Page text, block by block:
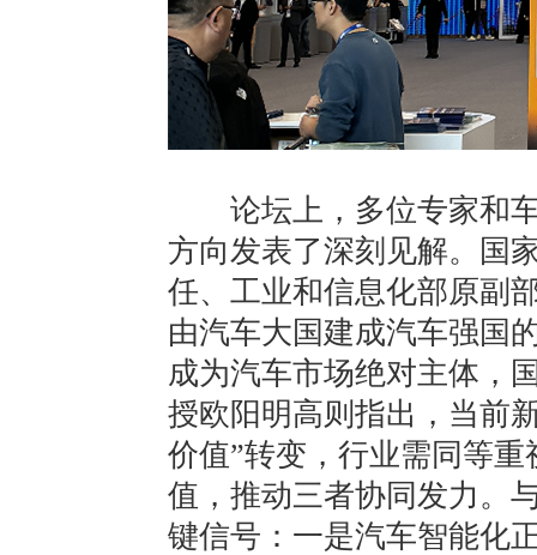
论坛上，多位专家和车
方向发表了深刻见解。国
任、工业和信息化部原副
由汽车大国建成汽车强国
成为汽车市场绝对主体，
授欧阳明高则指出，当前
价值”转变，行业需同等
值，推动三者协同发力。
键信号：一是汽车智能化